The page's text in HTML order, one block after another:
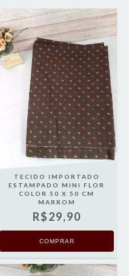
TECIDO IMPORTADO
ESTAMPADO MINI FLOR
COLOR 50 X 50 CM
MARROM
R$29,90